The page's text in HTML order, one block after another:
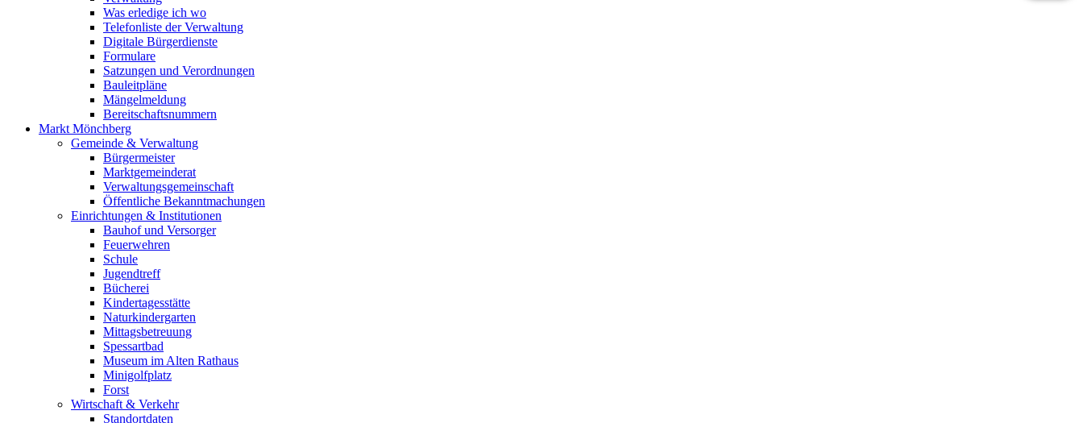
Was erledige ich wo
Telefonliste der Verwaltung
Digitale Bürgerdienste
Formulare
Satzungen und Verordnungen
Bauleitpläne
Mängelmeldung
Bereitschaftsnummern
Markt Mönchberg
Gemeinde & Verwaltung
Bürgermeister
Marktgemeinderat
Verwaltungsgemeinschaft
Öffentliche Bekanntmachungen
Einrichtungen & Institutionen
Bauhof und Versorger
Feuerwehren
Schule
Jugendtreff
Bücherei
Kindertagesstätte
Naturkindergarten
Mittagsbetreuung
Spessartbad
Museum im Alten Rathaus
Minigolfplatz
Forst
Wirtschaft & Verkehr
Standortdaten